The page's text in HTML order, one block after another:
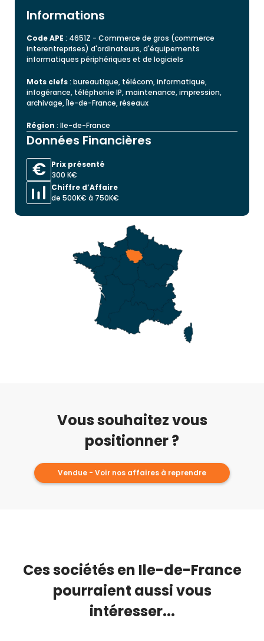
Informations
Code APE : 4651Z - Commerce de gros (commerce
interentreprises) d'ordinateurs, d'équipements
informatiques périphériques et de logiciels
Mots clefs: bureautique, télécom, informatique,
infogérance, téléphonie IP, maintenance, impression,
archivage, Île-de-France, réseaux
Région : Ile-de-France
Données Financières
Prix présenté
300 K€
Chiffre d’Affaire
de 500K€ à 750K€
Vous souhaitez vous
positionner ?
Vendue - Voir nos affaires à reprendre
Ces sociétés en Ile-de-France
pourraient aussi vous
intéresser...